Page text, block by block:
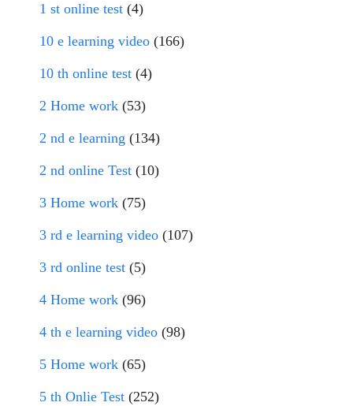
1 st online test (4)
10 e learning video (166)
10 th online test (4)
2 Home work (53)
2 nd e learning (134)
2 nd online Test (10)
3 Home work (75)
3 rd e learning video (107)
3 rd online test (5)
4 Home work (96)
4 th e learning video (98)
5 Home work (65)
5 th Onlie Test (252)